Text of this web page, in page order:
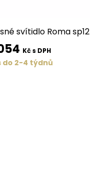
svítidlo Roma sp12
Kč s DPH
do 2-4 týdnů